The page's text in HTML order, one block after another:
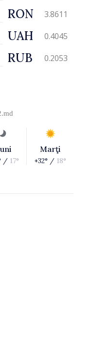
RON 3.8611
UAH 0.4045
RUB 0.2053
/ 17°
Marţi
+32° / 18°